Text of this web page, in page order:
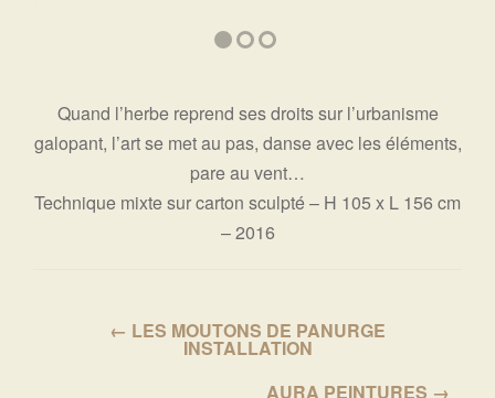
Quand l’herbe reprend ses droits sur l’urbanisme
galopant, l’art se met au pas, danse avec les éléments,
pare au vent…
Technique mixte sur carton sculpté – H 105 x L 156 cm
– 2016
← LES MOUTONS DE PANURGE
INSTALLATION
AURA PEINTURES →